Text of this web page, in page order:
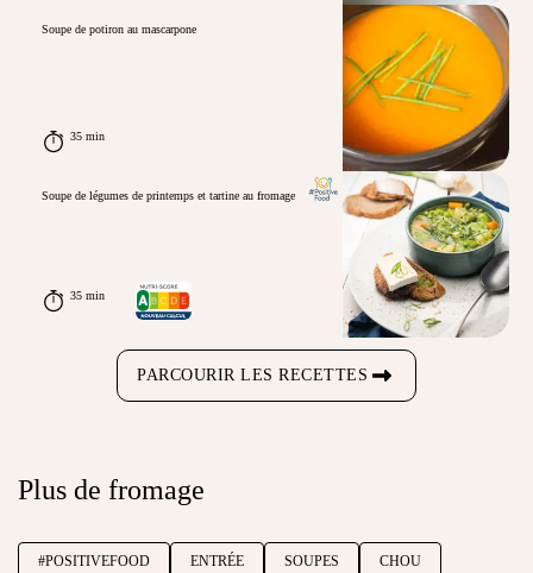
Soupe de potiron au mascarpone
35 min
Soupe de légumes de printemps et tartine au fromage
35 min
PARCOURIR LES RECETTES
Plus de fromage
#POSITIVEFOOD ENTRÉE SOUPES CHOU